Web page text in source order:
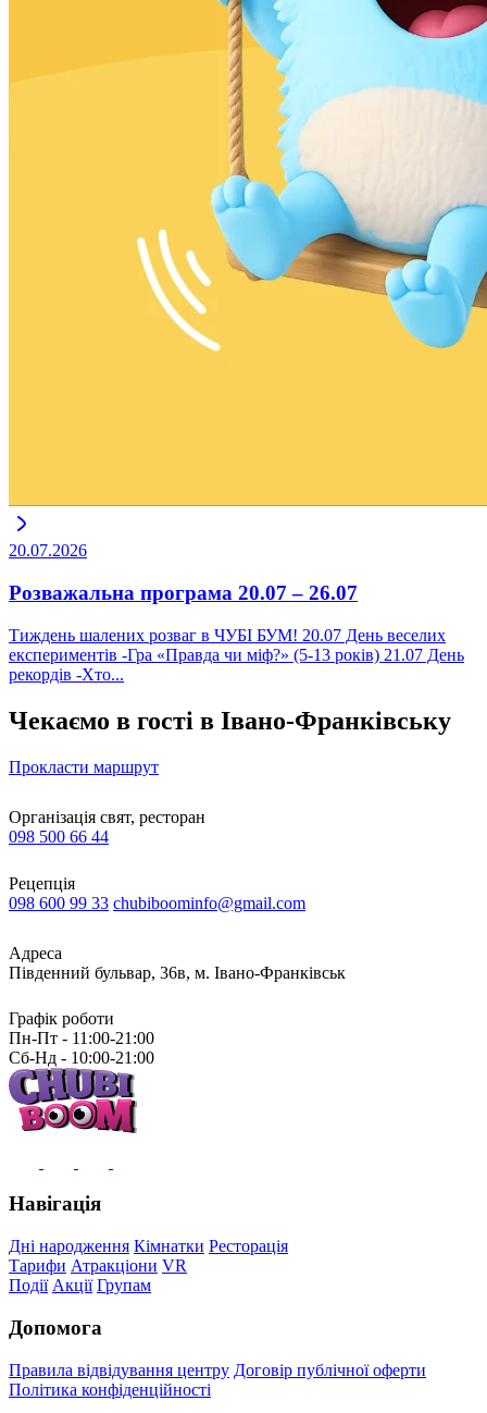
20.07.2026
Розважальна програма 20.07 – 26.07
Тиждень шалених розваг в ЧУБІ БУМ! 20.07 День веселих
експериментів -Гра «Правда чи міф?» (5-13 років) 21.07 День
рекордів -Хто...
Чекаємо в гості в Івано-Франківську
Прокласти маршрут
Організація свят, ресторан
098 500 66 44
Рецепція
098 600 99 33 chubiboominfo@gmail.com
Адреса
Південний бульвар, 36в, м. Івано-Франківськ
Графік роботи
Пн-Пт - 11:00-21:00
Сб-Нд - 10:00-21:00
Навігація
Дні народження Кімнатки Ресторація
Тарифи Атракціони VR
Події Акції Групам
Допомога
Правила відвідування центру Договір публічної оферти
Політика конфіденційності